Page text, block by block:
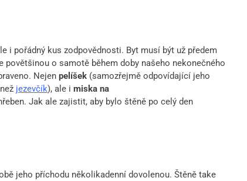
i pořádný kus zodpovědnosti. Byt musí být už předem
povětšinou o samotě během doby našeho nekonečného
Nejen pelíšek (samozřejmě odpovídající jeho
jezevčík), ale i miska na
Jak ale zajistit, aby bylo štěně po celý den
jeho příchodu několikadenní dovolenou. Štěně take